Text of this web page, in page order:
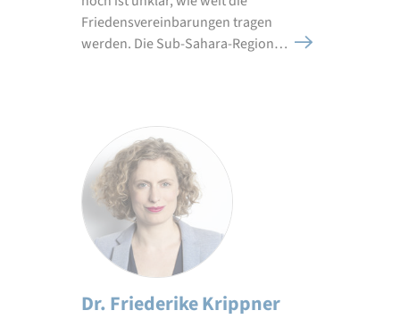
Friedensvereinbarungen tragen
werden. Die Sub-Sahara-Region…
Dr. Friederike Krippner